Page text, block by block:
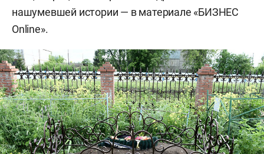
нашумевшей истории — в материале «БИЗНЕС
Online».